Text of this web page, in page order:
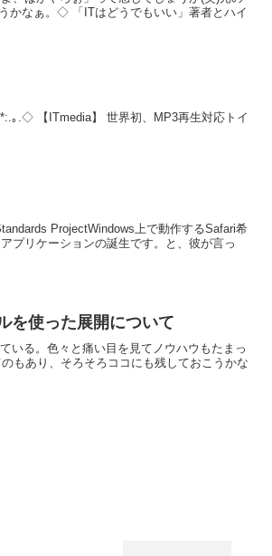
かなぁ。◇ 「ITはどうでもいい」著者とハイ
｡.◇ 【ITmedia】 世界初、MP3再生対応トイ
ProjectWindows上で動作するSafari希
プリケーションの誕生です。と、彼が言っ
使った展開について
いる。色々と痛い目を見てノウハウもたまっ
もあり、そろそろココにも残しておこうかな